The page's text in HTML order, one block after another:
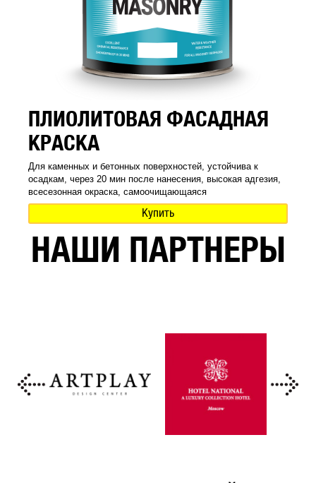
ПЛИОЛИТОВАЯ ФАСАДНАЯ
КРАСКА
Для каменных и бетонных поверхностей, устойчива к
осадкам, через 20 мин после нанесения, высокая адгезия,
всесезонная окраска, самоочищающаяся
Купить
НАШИ ПАРТНЕРЫ